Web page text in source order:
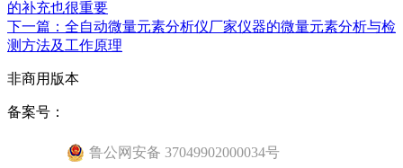
的补充也很重要
下一篇：全自动微量元素分析仪厂家仪器的微量元素分析与检
测方法及工作原理
非商用版本
备案号：
鲁公网安备 37049902000034号